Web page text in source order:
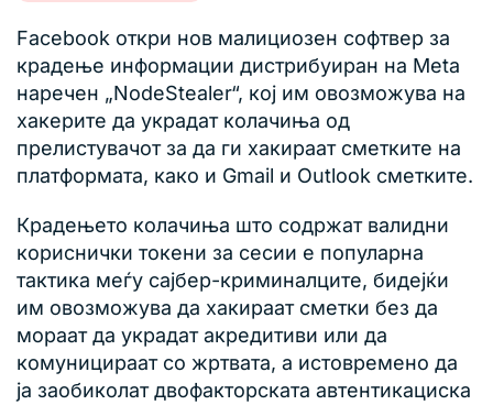
Facebook откри нов малициозен софтвер за
крадење информации дистрибуиран на Meta
наречен „NodeStealer“, кој им овозможува на
хакерите да украдат колачиња од
прелистувачот за да ги хакираат сметките на
платформата, како и Gmail и Outlook сметките.
Крадењето колачиња што содржат валидни
кориснички токени за сесии е популарна
тактика меѓу сајбер-криминалците, бидејќи
им овозможува да хакираат сметки без да
мораат да украдат акредитиви или да
комуницираат со жртвата, а истовремено да
ја заобиколат двофакторската автентикациска